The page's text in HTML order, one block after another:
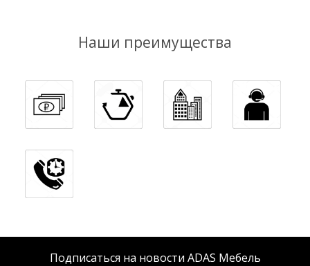
Наши преимущества
Подписаться на новости ADAS Мебель